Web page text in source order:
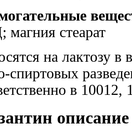
стеарат
на лактозу в
спиртовых
в
описание